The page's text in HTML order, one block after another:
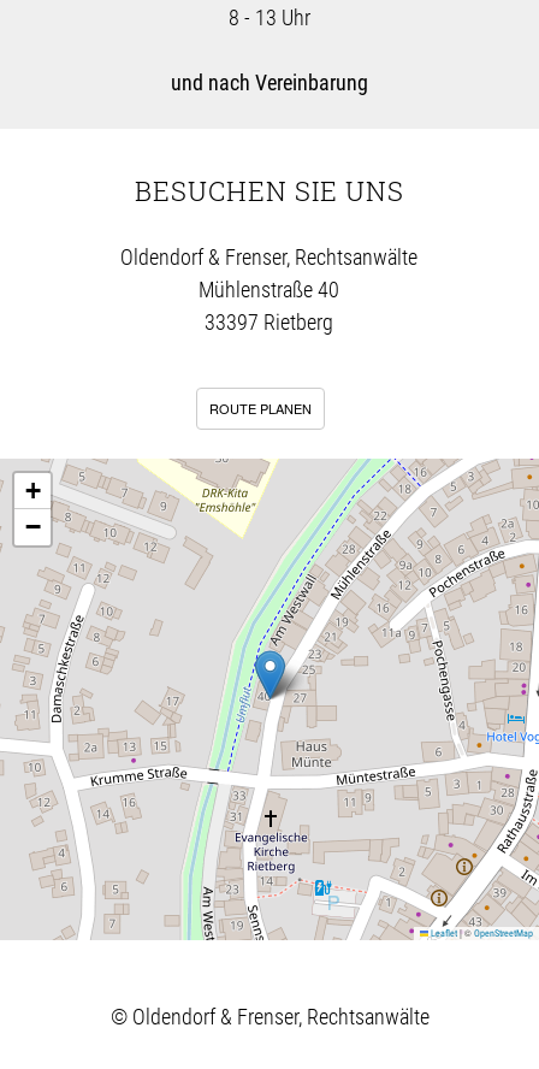
8 - 13 Uhr
und nach Vereinbarung
BESUCHEN SIE UNS
Oldendorf & Frenser, Rechtsanwälte
Mühlenstraße 40
33397 Rietberg
ROUTE PLANEN
+
−
Leaflet |© OpenStreetMap
© Oldendorf & Frenser, Rechtsanwälte